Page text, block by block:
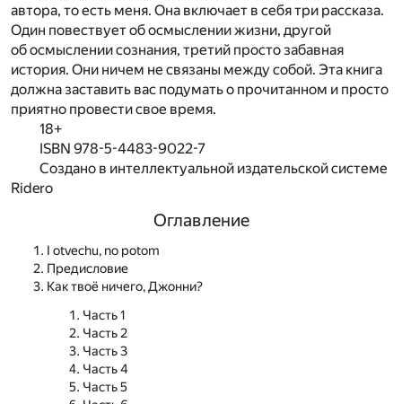
автора, то есть меня. Она включает в себя три рассказа.
Один повествует об осмыслении жизни, другой
об осмыслении сознания, третий просто забавная
история. Они ничем не связаны между собой. Эта книга
должна заставить вас подумать о прочитанном и просто
приятно провести свое время.
18+
ISBN 978-5-4483-9022-7
Создано в интеллектуальной издательской системе
Ridero
Оглавление
I otvechu, no potom
Предисловие
Как твоё ничего, Джонни?
Часть 1
Часть 2
Часть 3
Часть 4
Часть 5